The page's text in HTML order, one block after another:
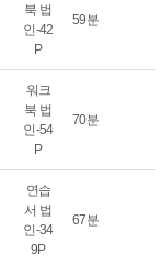
북 법
인-42
P
59분
워크
북 법
인-54
P
70분
연습
서 법
인-34
9P
67분